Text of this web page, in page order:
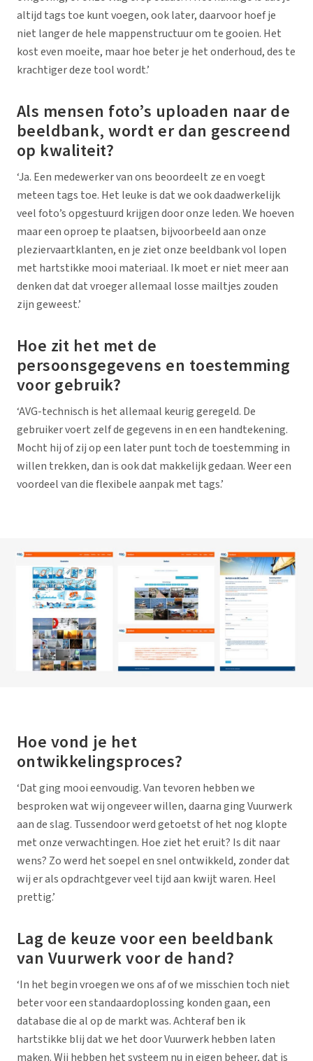
altijd tags toe kunt voegen, ook later, daarvoor hoef je
niet langer de hele mappenstructuur om te gooien. Het
kost even moeite, maar hoe beter je het onderhoud, des te
krachtiger deze tool wordt.’
Als mensen foto’s uploaden naar de
beeldbank, wordt er dan gescreend
op kwaliteit?
‘Ja. Een medewerker van ons beoordeelt ze en voegt
meteen tags toe. Het leuke is dat we ook daadwerkelijk
veel foto’s opgestuurd krijgen door onze leden. We hoeven
maar een oproep te plaatsen, bijvoorbeeld aan onze
pleziervaartklanten, en je ziet onze beeldbank vol lopen
met hartstikke mooi materiaal. Ik moet er niet meer aan
denken dat dat vroeger allemaal losse mailtjes zouden
zijn geweest.’
Hoe zit het met de
persoonsgegevens en toestemming
voor gebruik?
‘AVG-technisch is het allemaal keurig geregeld. De
gebruiker voert zelf de gegevens in en een handtekening.
Mocht hij of zij op een later punt toch de toestemming in
willen trekken, dan is ook dat makkelijk gedaan. Weer een
voordeel van die flexibele aanpak met tags.’
Hoe vond je het
ontwikkelingsproces?
‘Dat ging mooi eenvoudig. Van tevoren hebben we
besproken wat wij ongeveer willen, daarna ging Vuurwerk
aan de slag. Tussendoor werd getoetst of het nog klopte
met onze verwachtingen. Hoe ziet het eruit? Is dit naar
wens? Zo werd het soepel en snel ontwikkeld, zonder dat
wij er als opdrachtgever veel tijd aan kwijt waren. Heel
prettig.’
Lag de keuze voor een beeldbank
van Vuurwerk voor de hand?
‘In het begin vroegen we ons af of we misschien toch niet
beter voor een standaardoplossing konden gaan, een
database die al op de markt was. Achteraf ben ik
hartstikke blij dat we het door Vuurwerk hebben laten
maken. Wij hebben het systeem nu in eigen beheer, dat is